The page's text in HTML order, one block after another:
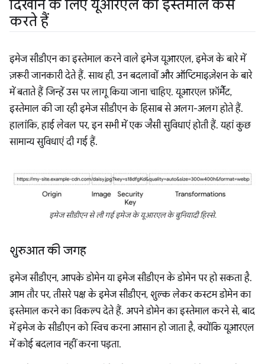
दिखाने के लिए यूआरएल का इस्तेमाल कैसे
करते हैं
इमेज सीडीएन का इस्तेमाल करने वाले इमेज यूआरएल, इमेज के बारे में
ज़रूरी जानकारी देते हैं. साथ ही, उन बदलावों और ऑप्टिमाइज़ेशन के बारे
में बताते हैं जिन्हें उस पर लागू किया जाना चाहिए. यूआरएल फ़ॉर्मैट,
इस्तेमाल की जा रही इमेज सीडीएन के हिसाब से अलग-अलग होते हैं.
हालांकि, हाई लेवल पर, इन सभी में एक जैसी सुविधाएं होती हैं. यहां कुछ
सामान्य सुविधाएं दी गई हैं.
इमेज सीडीएन से ली गई इमेज के यूआरएल के बुनियादी हिस्से.
शुरुआत की जगह
इमेज सीडीएन, आपके डोमेन या इमेज सीडीएन के डोमेन पर हो सकता है.
आम तौर पर, तीसरे पक्ष के इमेज सीडीएन, शुल्क लेकर कस्टम डोमेन का
इस्तेमाल करने का विकल्प देते हैं. अपने डोमेन का इस्तेमाल करने से, बाद
में इमेज के सीडीएन को स्विच करना आसान हो जाता है, क्योंकि यूआरएल
में कोई बदलाव नहीं करना पड़ता.